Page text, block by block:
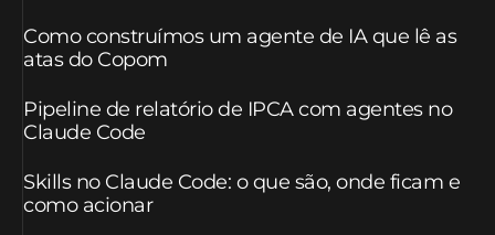
Como construímos um agente de IA que lê as
atas do Copom
Pipeline de relatório de IPCA com agentes no
Claude Code
Skills no Claude Code: o que são, onde ficam e
como acionar